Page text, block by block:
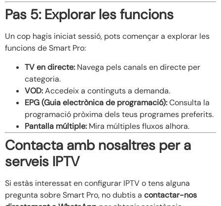
Pas 5: Explorar les funcions
Un cop hagis iniciat sessió, pots començar a explorar les
funcions de Smart Pro:
TV en directe: Navega pels canals en directe per
categoria.
VOD:Accedeix a continguts a demanda.
EPG (Guia electrònica de programació):Consulta la
programació pròxima dels teus programes preferits.
Pantalla múltiple: Mira múltiples fluxos alhora.
Contacta amb nosaltres per a
serveis IPTV
Si estàs interessat en configurar IPTV o tens alguna
pregunta sobre Smart Pro, no dubtis a contactar-nos